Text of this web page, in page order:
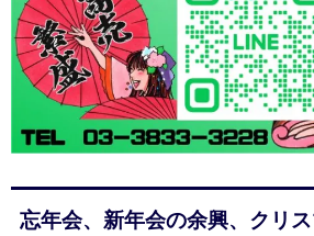
忘年会、新年会の余興、クリ